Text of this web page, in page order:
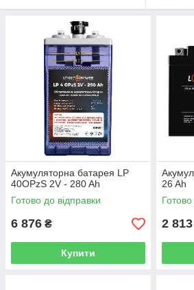
Акумуляторна батарея LP
40OPzS 2V - 280 Ah
Готово до відправки
6 876 ₴
Купити
26 Ah
2 813